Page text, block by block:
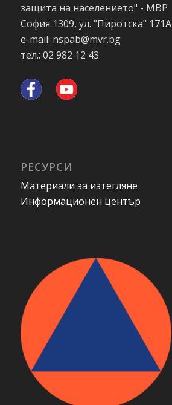
защита на населението" - МВР
София 1309, ул. "Пиротска" 171А
e-mail: nspab@mvr.bg
тел.: 02 982 12 43
РЕСУРСИ
Материали за изтегляне
Информационен център